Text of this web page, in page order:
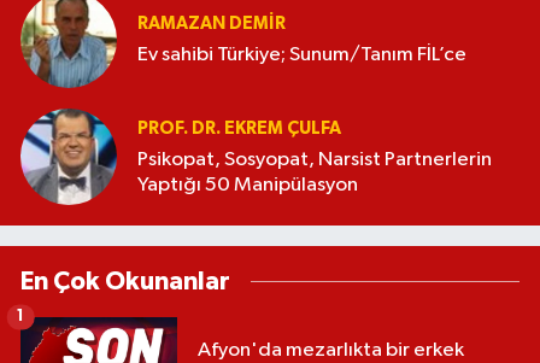
RAMAZAN DEMİR
Ev sahibi Türkiye; Sunum/Tanım FİL’ce
PROF. DR. EKREM ÇULFA
Psikopat, Sosyopat, Narsist Partnerlerin
Yaptığı 50 Manipülasyon
En Çok Okunanlar
Afyon'da mezarlıkta bir erkek
1